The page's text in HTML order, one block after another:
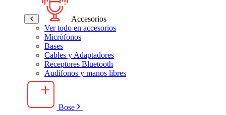
Accesorios
Ver todo en accesorios
Micrófonos
Bases
Cables y Adaptadores
Receptores Bluetooth
Audífonos y manos libres
Bose